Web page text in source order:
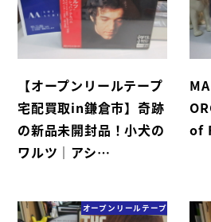
【オープンリールテープ
宅配買取in鎌倉市】奇跡
の新品未開封品！小犬の
ワルツ｜アシ…
of
オープンリールテープ